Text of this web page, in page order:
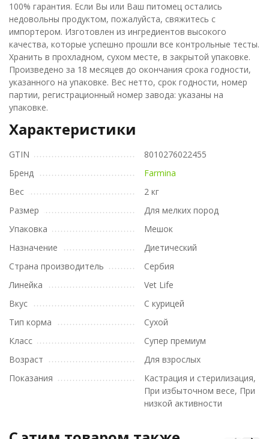
100% гарантия. Если Вы или Ваш питомец остались
недовольны продуктом, пожалуйста, свяжитесь с
импортером. Изготовлен из ингредиентов высокого
качества, которые успешно прошли все контрольные тесты.
Хранить в прохладном, сухом месте, в закрытой упаковке.
Произведено за 18 месяцев до окончания срока годности,
указанного на упаковке. Вес нетто, срок годности, номер
партии, регистрационный номер завода: указаны на
упаковке.
Характеристики
GTIN
8010276022455
Бренд
Farmina
Вес
2 кг
Размер
Для мелких пород
Упаковка
Мешок
Назначение
Диетический
Страна производитель
Сербия
Линейка
Vet Life
Вкус
С курицей
Тип корма
Сухой
Класс
Супер премиум
Возраст
Для взрослых
Показания
Кастрация и стерилизация,
При избыточном весе, При
низкой активности